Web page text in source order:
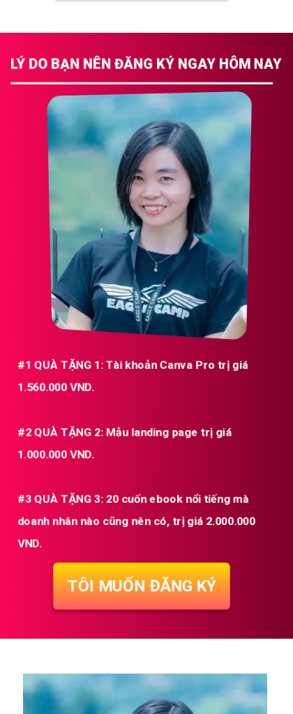
LÝ DO BẠN NÊN ĐĂNG KÝ NGAY HÔM NAY
#1 QUÀ TẶNG 1: Tài khoản Canva Pro trị giá
1.560.000 VND.
#2 QUÀ TẶNG 2: Mẫu landing page trị giá
1.000.000 VND.
#3 QUÀ TẶNG 3: 20 cuốn ebook nổi tiếng mà
doanh nhân nào cũng nên có, trị giá 2.000.000
VND.
TÔI MUỐN ĐĂNG KÝ